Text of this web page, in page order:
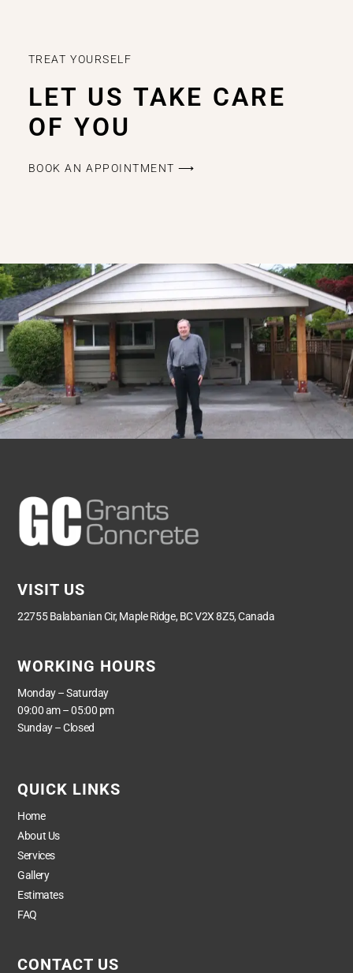
TREAT YOURSELF
LET US TAKE CARE
OF YOU
BOOK AN APPOINTMENT ⟶
VISIT US
22755 Balabanian Cir, Maple Ridge, BC V2X 8Z5, Canada
WORKING HOURS
Monday – Saturday
09:00 am – 05:00 pm
Sunday – Closed
QUICK LINKS
Home
About Us
Services
Gallery
Estimates
FAQ
CONTACT US